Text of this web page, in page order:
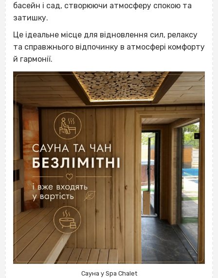
басейн і сад, створюючи атмосферу спокою та
затишку.
Це ідеальне місце для відновлення сил, релаксу
та справжнього відпочинку в атмосфері комфорту
й гармонії.
Сауна у Spa Chalet